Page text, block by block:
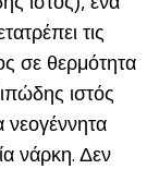
τις
σε θερμότητα
ιστός
νεογέννητα
νάρκη. Δεν